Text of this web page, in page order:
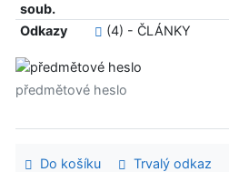
soub.
Odkazy (4) - ČLÁNKY
předmětové heslo
Do košíku Trvalý odkaz